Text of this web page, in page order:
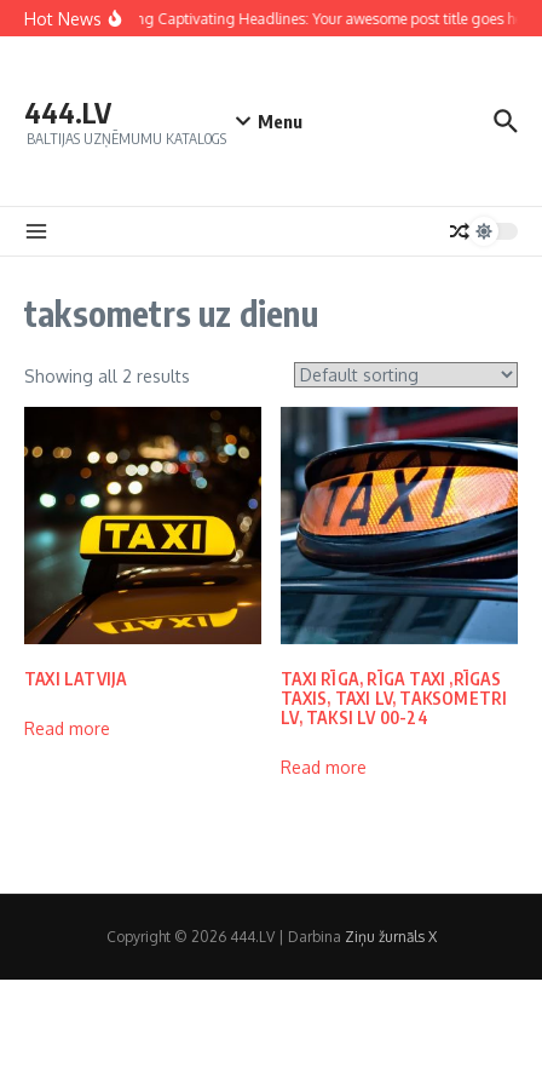
Hot NewsCrafting Captivating Headlines: Your awesome post title goes here
444.LV
BALTIJAS UZŅĒMUMU KATALOGS
Menu
taksometrs uz dienu
Showing all 2 results
TAXI LATVIJA
Read more
TAXI RĪGA, RĪGA TAXI ,RĪGAS
TAXIS, TAXI LV, TAKSOMETRI
LV, TAKSI LV 00-24
Read more
Copyright © 2026 444.LV | Darbina Ziņu žurnāls X